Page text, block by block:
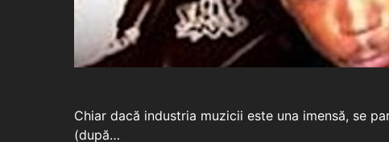
Chiar dacă industria muzicii este una imensă, se
(după…